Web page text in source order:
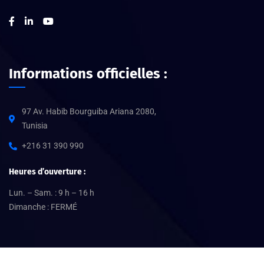
Informations officielles :
97 Av. Habib Bourguiba Ariana 2080,
Tunisia
+216 31 390 990
Heures d’ouverture :
Lun. – Sam. : 9 h – 16 h
Dimanche : FERMÉ